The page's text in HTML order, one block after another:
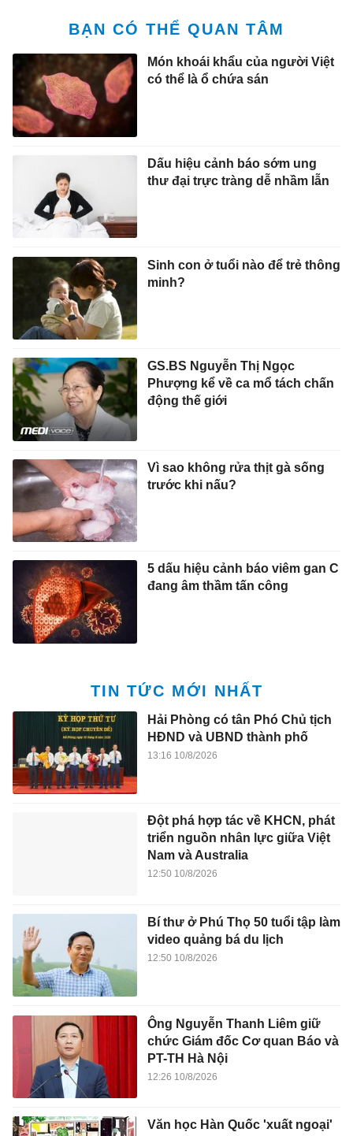
BẠN CÓ THỂ QUAN TÂM
Món khoái khẩu của người Việt
có thể là ổ chứa sán
Dấu hiệu cảnh báo sớm ung
thư đại trực tràng dễ nhầm lẫn
Sinh con ở tuổi nào để trẻ thông
minh?
GS.BS Nguyễn Thị Ngọc
Phượng kể về ca mổ tách chấn
động thế giới
Vì sao không rửa thịt gà sống
trước khi nấu?
5 dấu hiệu cảnh báo viêm gan C
đang âm thầm tấn công
TIN TỨC MỚI NHẤT
Hải Phòng có tân Phó Chủ tịch
HĐND và UBND thành phố
13:16 10/8/2026
Đột phá hợp tác về KHCN, phát
triển nguồn nhân lực giữa Việt
Nam và Australia
12:50 10/8/2026
Bí thư ở Phú Thọ 50 tuổi tập làm
video quảng bá du lịch
12:50 10/8/2026
Ông Nguyễn Thanh Liêm giữ
chức Giám đốc Cơ quan Báo và
PT-TH Hà Nội
12:26 10/8/2026
Văn học Hàn Quốc 'xuất ngoại'